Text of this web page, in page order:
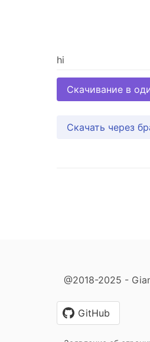
Скачивание в
Скачать через
@2018-2025 -
GitHub